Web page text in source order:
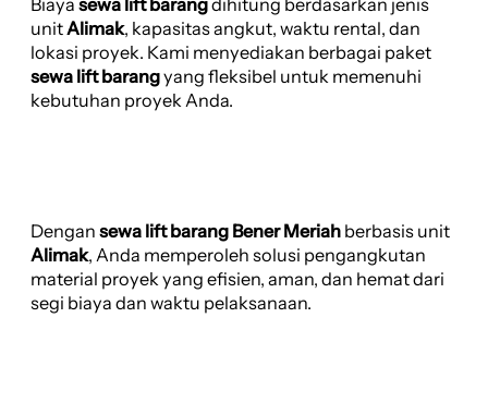
unit Alimak, kapasitas angkut, waktu rental, dan
lokasi proyek. Kami menyediakan berbagai paket
sewa lift barangyang fleksibel untuk memenuhi
kebutuhan proyek Anda.
Dengan sewa lift barang Bener Meriah berbasis unit
Alimak, Anda memperoleh solusi pengangkutan
material proyek yang efisien, aman, dan hemat dari
segi biaya dan waktu pelaksanaan.